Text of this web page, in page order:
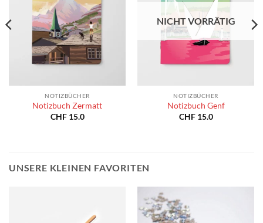
NOTIZBÜCHER
Notizbuch Zermatt
CHF15.0
NICHT VORRÄTIG
NOTIZBÜCHER
Notizbuch Genf
CHF15.0
UNSERE KLEINEN FAVORITEN